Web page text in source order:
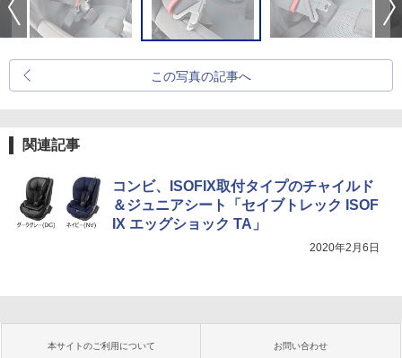
この写真の記事へ
関連記事
コンビ、ISOFIX取付タイプのチャイルド
＆ジュニアシート「セイブトレック ISOF
IX エッグショック TA」
2020年2月6日
本サイトのご利用について お問い合わせ